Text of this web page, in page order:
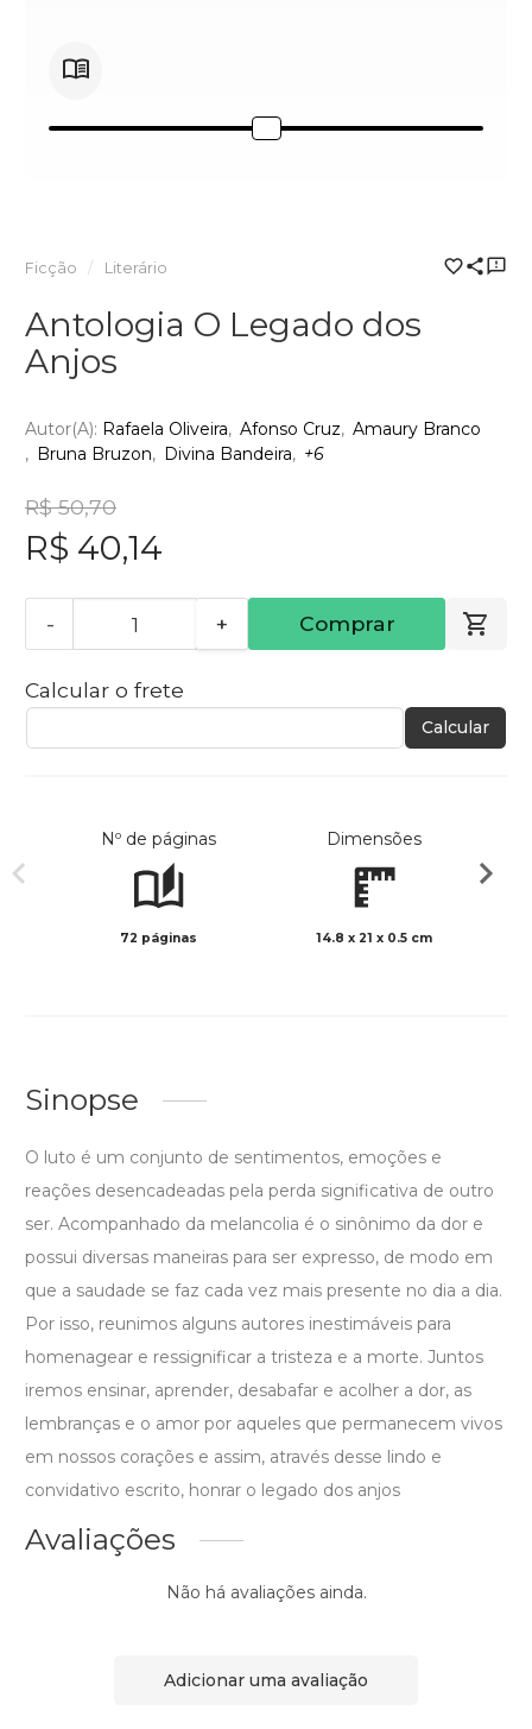
Ficção Literário
Antologia O Legado dos
Anjos
Autor(a): Rafaela Oliveira Afonso Cruz
Amaury Branco
Bruna Bruzon
Divina Bandeira +6
R$ 50,70
R$ 40,14
- + Comprar
Calcular o frete
Calcular
Nº de páginas
72 páginas
Dimensões
14.8 x 21 x 0.5 cm
Sinopse
O luto é um conjunto de sentimentos, emoções e
reações desencadeadas pela perda significativa de outro
ser. Acompanhado da melancolia é o sinônimo da dor e
possui diversas maneiras para ser expresso, de modo em
que a saudade se faz cada vez mais presente no dia a dia.
Por isso, reunimos alguns autores inestimáveis para
homenagear e ressignificar a tristeza e a morte. Juntos
iremos ensinar, aprender, desabafar e acolher a dor, as
lembranças e o amor por aqueles que permanecem vivos
em nossos corações e assim, através desse lindo e
convidativo escrito, honrar o legado dos anjos
Avaliações
Não há avaliações ainda.
Adicionar uma avaliação